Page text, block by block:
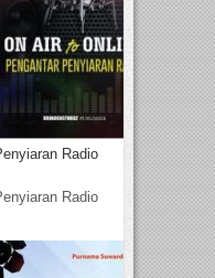
Radio
Radio